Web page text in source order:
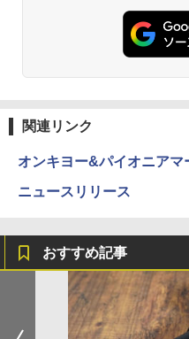
関連リンク
オンキヨー&パイオニア
ニュースリリース
おすすめ記事